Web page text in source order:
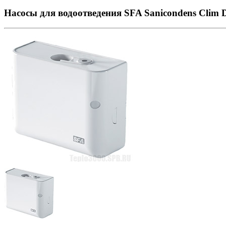
Насосы для водоотведения SFA Sanicondens Clim